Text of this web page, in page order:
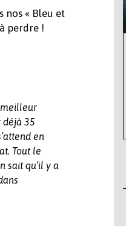
nos « Bleu et
perdre !
meilleur
déjà 35
en
Tout le
sait qu’il y a